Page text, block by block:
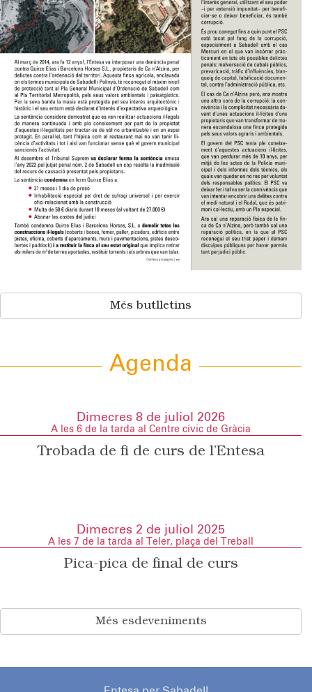
Més butlletins
Agenda
Dimecres 8 de juliol 2026
A les 6 de la tarda al Centre cívic de Gràcia
Trobada de fi de curs de l’Entesa
Dimecres 2 de juliol 2025
A les 7 de la tarda al Teler, plaça del Treball
Pica-pica de final de curs
Més esdeveniments